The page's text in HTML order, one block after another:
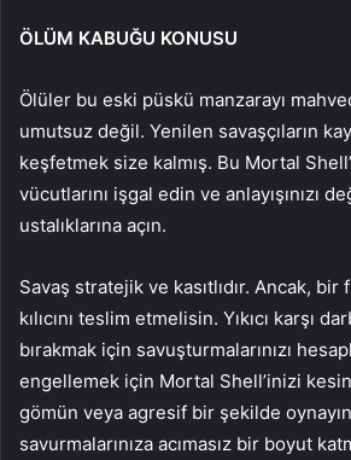
ÖLÜM KABUĞU KONUSU
Ölüler bu eski püskü manzarayı
umutsuz değil. Yenilen savaşçıların
keşfetmek size kalmış. Bu Mortal
vücutlarını işgal edin ve anlayışınızı
ustalıklarına açın.
Savaş stratejik ve kasıtlıdır. Ancak, bir
kılıcını teslim etmelisin. Yıkıcı karşı
bırakmak için savuşturmalarınızı
engellemek için Mortal Shell’inizi
gömün veya agresif bir şekilde
savurmalarınıza acımasız bir boyut